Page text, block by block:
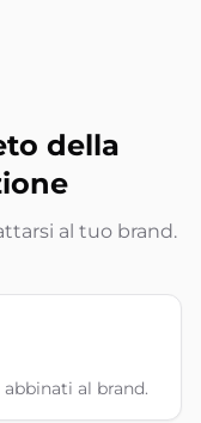
della
al tuo brand.
al brand.